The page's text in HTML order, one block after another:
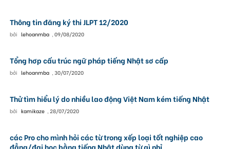
Thông tin đăng ký thi JLPT 12/2020
bởi lehoanmba , 09/08/2020
Tổng hơp cấu trúc ngữ pháp tiếng Nhật sơ cấp
bởi lehoanmba , 30/07/2020
Thử tìm hiểu lý do nhiều lao động Việt Nam kém tiếng Nhật
bởi kamikaze , 28/07/2020
các Pro cho mình hỏi các từ trong xếp loại tốt nghiệp cao
đẳng/đại học bằng tiếng Nhật dùng từ gì nhỉ